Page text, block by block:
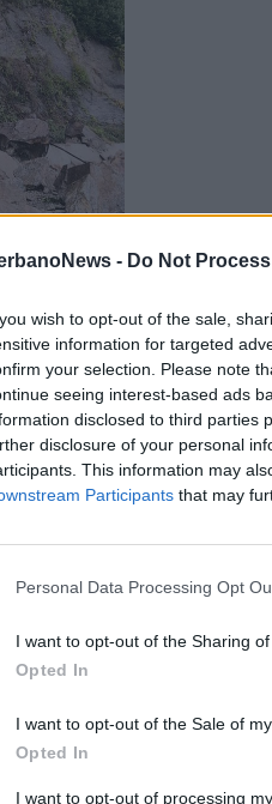
- Do Not
wish to opt-out of the sale,
information for targeted
your selection. Please note
seeing interest-based ads
disclosed to third parties
disclosure of your personal
This information may
Participants that may
Personal Data Processing Opt
I want to opt-out of the Sharing
Opted In
I want to opt-out of the Sale of
Opted In
I want to opt-out of processing
Guarda l'archivio